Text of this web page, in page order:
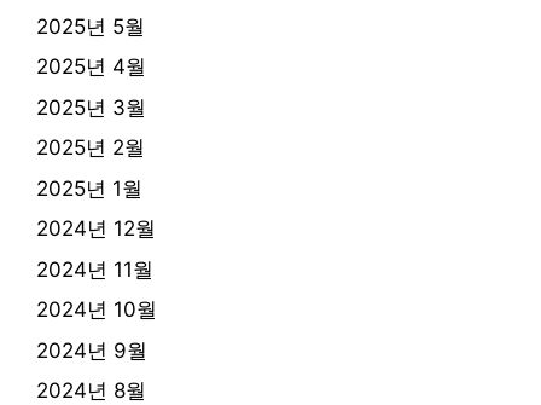
2025년 5월
2025년 4월
2025년 3월
2025년 2월
2025년 1월
2024년 12월
2024년 11월
2024년 10월
2024년 9월
2024년 8월